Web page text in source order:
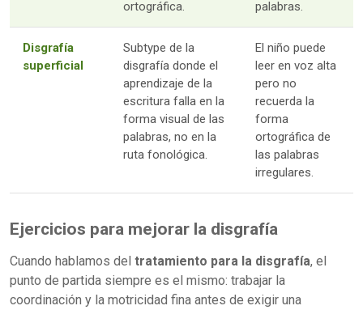
ortográfica. palabras.
Disgrafía
superficial
Subtype de la
disgrafía donde el
aprendizaje de la
escritura falla en la
forma visual de las
palabras, no en la
ruta fonológica.
El niño puede
leer en voz alta
pero no
recuerda la
forma
ortográfica de
las palabras
irregulares.
Ejercicios para mejorar la disgrafía
Cuando hablamos del tratamiento para la disgrafía, el
punto de partida siempre es el mismo: trabajar la
coordinación y la motricidad fina antes de exigir una